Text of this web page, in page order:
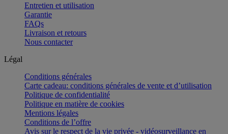
Entretien et utilisation
Garantie
FAQs
Livraison et retours
Nous contacter
Légal
Conditions générales
Carte cadeau: conditions générales de vente et d’utilisation
Politique de confidentialité
Politique en matière de cookies
Mentions légales
Conditions de l’offre
Avis sur le respect de la vie privée - vidéosurveillance en